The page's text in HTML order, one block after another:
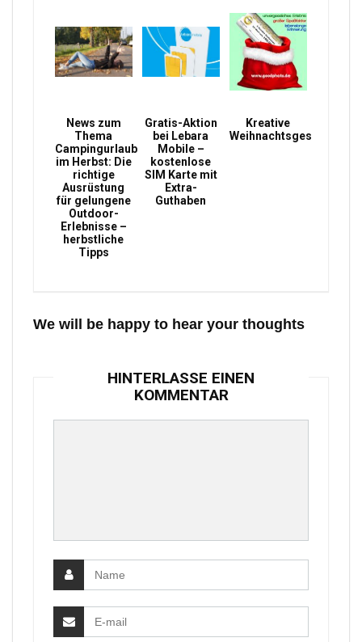
News zum
Thema
Campingurlaub
im Herbst: Die
richtige
Ausrüstung
für gelungene
Outdoor-
Erlebnisse –
herbstliche
Tipps
Gratis-Aktion
bei Lebara
Mobile –
kostenlose
SIM Karte mit
Extra-
Guthaben
Kreative
Weihnachtsgeschenke
We will be happy to hear your thoughts
HINTERLASSE EINEN
KOMMENTAR